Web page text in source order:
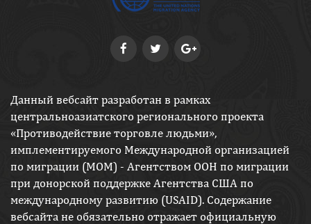
Данный вебсайт разработан в рамках
центральноазиатского регионального проекта
«Противодействие торговле людьми»,
имплементируемого Международной организацией
по миграции (МОМ) - Агентством ООН по миграции
при донорской поддержке Агентства США по
международному развитию (USAID). Содержание
вебсайта не обязательно отражает официальную